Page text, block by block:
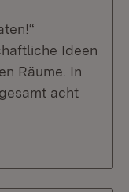
Ideen
Räume. In
acht